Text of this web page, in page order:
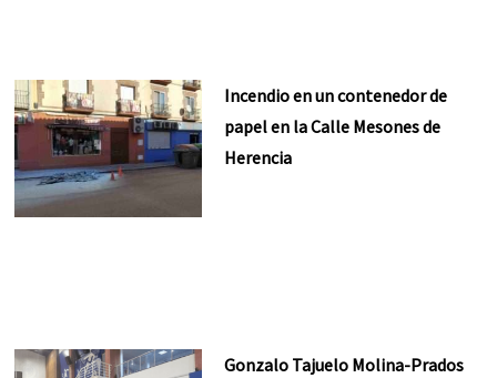
Incendio en un contenedor de
papel en la Calle Mesones de
Herencia
Gonzalo Tajuelo Molina-Prados